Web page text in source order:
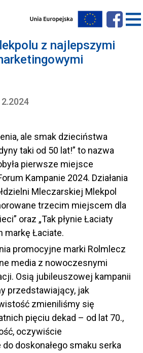
z najlepszymi
ale smak dzieciństwa
taki od 50 lat!” to nazwa
pierwsze miejsce
Kampanie 2024. Działania
Mleczarskiej Mlekpol
trzecim miejscem dla
oraz „Tak płynie Łaciaty
markę Łaciate.
promocyjne marki Rolmlecz
media z nowoczesnymi
Osią jubileuszowej kampanii
przedstawiający, jak
zmieniliśmy się
pięciu dekad – od lat 70.,
oczywiście
doskonałego smaku serka